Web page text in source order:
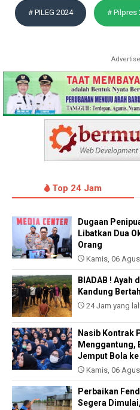
# PILEG 2024 # Pilpres
Top 24 Jam
Dugaan
Libatkan Dua
Orang
Kamis, 06
BIADAB ! Ayah
Kandung
24 Jam yang
Nasib Kontrak
Menggantung,
Jemput Bola ke
Kamis, 06
Perbaikan
Segera